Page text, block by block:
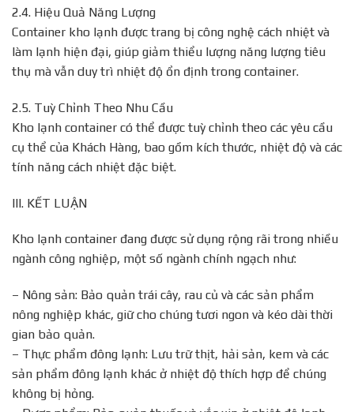
2.4. Hiệu Quả Năng Lượng
Container kho lạnh được trang bị công nghệ cách nhiệt và
làm lạnh hiện đại, giúp giảm thiểu lượng năng lượng tiêu
thụ mà vẫn duy trì nhiệt độ ổn định trong container.
2.5. Tuỳ Chỉnh Theo Nhu Cầu
Kho lạnh container có thể được tuỳ chỉnh theo các yêu cầu
cụ thể của Khách Hàng, bao gồm kích thước, nhiệt độ và các
tính năng cách nhiệt đặc biệt.
III. KẾT LUẬN
Kho lạnh container đang được sử dụng rộng rãi trong nhiều
ngành công nghiệp, một số ngành chính ngạch như:
– Nông sản: Bảo quản trái cây, rau củ và các sản phẩm
nông nghiệp khác, giữ cho chúng tươi ngon và kéo dài thời
gian bảo quản.
– Thực phẩm đông lạnh: Lưu trữ thịt, hải sản, kem và các
sản phẩm đông lạnh khác ở nhiệt độ thích hợp để chúng
không bị hỏng.